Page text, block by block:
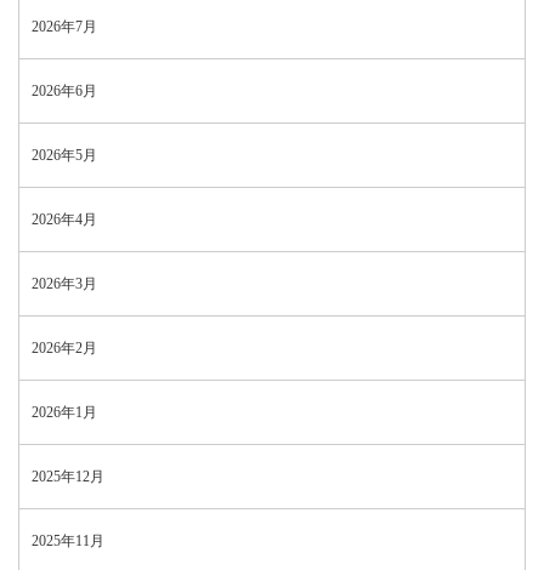
2026年7月
2026年6月
2026年5月
2026年4月
2026年3月
2026年2月
2026年1月
2025年12月
2025年11月